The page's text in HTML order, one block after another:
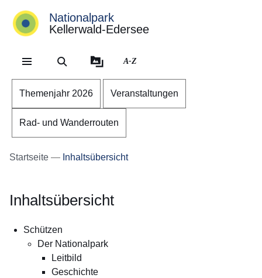
Direkt zum Kopf der
Direkt zum Inhalt
Direkt zum Fuß der
Nationalpark
Kellerwald-Edersee
A-Z
Themenjahr 2026 Veranstaltungen
Rad- und Wanderrouten
Startseite Inhaltsübersicht
Inhaltsübersicht
Schützen
Der Nationalpark
Leitbild
Geschichte